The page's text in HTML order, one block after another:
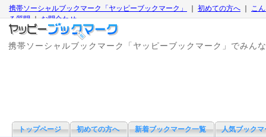
携帯ソーシャルブックマーク「ヤッピーブックマーク」 初めての方へ
こ
る質問｜お問合わせ
携帯ソーシャルブックマーク「ヤッピーブックマーク」でみん
トップページ 初めての方へ 新着ブックマーク一覧 人気ブックマ